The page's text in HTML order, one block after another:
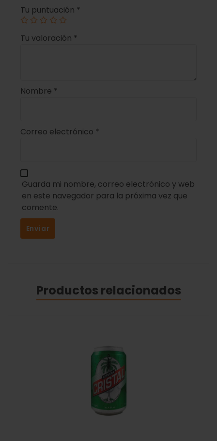
Tu puntuación *
Tu valoración *
Nombre *
Correo electrónico *
Guarda mi nombre, correo electrónico y web
en este navegador para la próxima vez que
comente.
Productos relacionados